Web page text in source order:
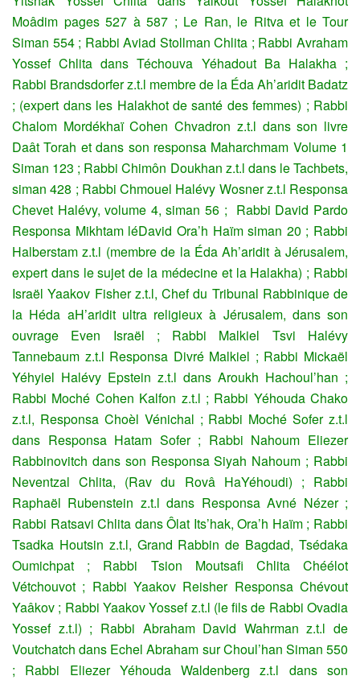
Moâdim pages 527 à 587 ; Le Ran, le Ritva et le Tour
Siman 554 ; Rabbi Aviad Stollman Chlita ; Rabbi Avraham
Yossef Chlita dans Téchouva Yéhadout Ba Halakha ;
Rabbi Brandsdorfer z.t.l membre de la Éda Ah’aridit Badatz
; (expert dans les Halakhot de santé des femmes) ; Rabbi
Chalom Mordékhaï Cohen Chvadron z.t.l dans son livre
Daât Torah et dans son responsa Maharchmam Volume 1
Siman 123 ; Rabbi Chimôn Doukhan z.t.l dans le Tachbets,
siman 428 ; Rabbi Chmouel Halévy Wosner z.t.l Responsa
Chevet Halévy, volume 4, siman 56 ; Rabbi David Pardo
Responsa Mikhtam léDavid Ora’h Haïm siman 20 ; Rabbi
Halberstam z.t.l (membre de la Éda Ah’aridit à Jérusalem,
expert dans le sujet de la médecine et la Halakha) ; Rabbi
Israël Yaakov Fisher z.t.l, Chef du Tribunal Rabbinique de
la Héda aH’aridit ultra religieux à Jérusalem, dans son
ouvrage Even Israël ; Rabbi Malkiel Tsvi Halévy
Tannebaum z.t.l Responsa Divré Malkiel ; Rabbi Mickaël
Yéhyiel Halévy Epstein z.t.l dans Aroukh Hachoul’han ;
Rabbi Moché Cohen Kalfon z.t.l ; Rabbi Yéhouda Chako
z.t.l, Responsa Choèl Vénichal ; Rabbi Moché Sofer z.t.l
dans Responsa Hatam Sofer ; Rabbi Nahoum Eliezer
Rabbinovitch dans son Responsa Siyah Nahoum ; Rabbi
Neventzal Chlita, (Rav du Rovâ HaYéhoudi) ; Rabbi
Raphaël Rubenstein z.t.l dans Responsa Avné Nézer ;
Rabbi Ratsavi Chlita dans Ôlat Its’hak, Ora’h Haïm ; Rabbi
Tsadka Houtsin z.t.l, Grand Rabbin de Bagdad, Tsédaka
Oumichpat ; Rabbi Tsion Moutsafi Chlita Chéélot
Vétchouvot ; Rabbi Yaakov Reisher Responsa Chévout
Yaâkov ; Rabbi Yaakov Yossef z.t.l (le fils de Rabbi Ovadia
Yossef z.t.l) ; Rabbi Abraham David Wahrman z.t.l de
Voutchatch dans Echel Abraham sur Choul’han Siman 550
; Rabbi Eliezer Yéhouda Waldenberg z.t.l dans son